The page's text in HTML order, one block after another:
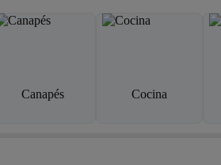
Canapés Cocina